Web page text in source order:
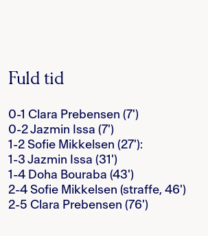
Fuld tid
0-1 Clara Prebensen (7')
0-2 Jazmin Issa (7')
1-2 Sofie Mikkelsen (27'):
1-3 Jazmin Issa (31')
1-4 Doha Bouraba (43')
2-4 Sofie Mikkelsen (straffe, 46')
2-5 Clara Prebensen (76')